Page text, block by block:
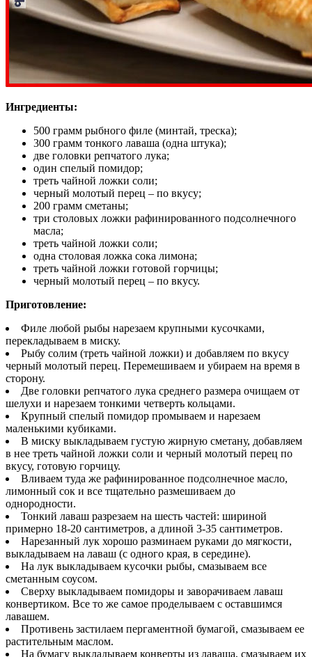
Ингредиенты:
500 грамм рыбного филе (минтай, треска);
300 грамм тонкого лаваша (одна штука);
две головки репчатого лука;
один спелый помидор;
треть чайной ложки соли;
черный молотый перец – по вкусу;
200 грамм сметаны;
три столовых ложки рафинированного подсолнечного
масла;
треть чайной ложки соли;
одна столовая ложка сока лимона;
треть чайной ложки готовой горчицы;
черный молотый перец – по вкусу.
Приготовление:
Филе любой рыбы нарезаем крупными кусочками,
перекладываем в миску.
Рыбу солим (треть чайной ложки) и добавляем по вкусу
черный молотый перец. Перемешиваем и убираем на время в
сторону.
Две головки репчатого лука среднего размера очищаем от
шелухи и нарезаем тонкими четверть кольцами.
Крупный спелый помидор промываем и нарезаем
маленькими кубиками.
В миску выкладываем густую жирную сметану, добавляем
в нее треть чайной ложки соли и черный молотый перец по
вкусу, готовую горчицу.
Вливаем туда же рафинированное подсолнечное масло,
лимонный сок и все тщательно размешиваем до
однородности.
Тонкий лаваш разрезаем на шесть частей: шириной
примерно 18-20 сантиметров, а длиной 3-35 сантиметров.
Нарезанный лук хорошо разминаем руками до мягкости,
выкладываем на лаваш (с одного края, в середине).
На лук выкладываем кусочки рыбы, смазываем все
сметанным соусом.
Сверху выкладываем помидоры и заворачиваем лаваш
конвертиком. Все то же самое проделываем с оставшимся
лавашем.
Противень застилаем пергаментной бумагой, смазываем ее
растительным маслом.
На бумагу выкладываем конверты из лаваша, смазываем их